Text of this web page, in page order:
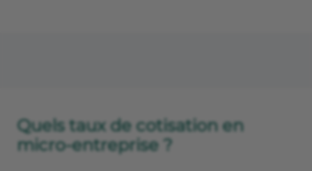
Quels taux de cotisation en
micro-entreprise ?